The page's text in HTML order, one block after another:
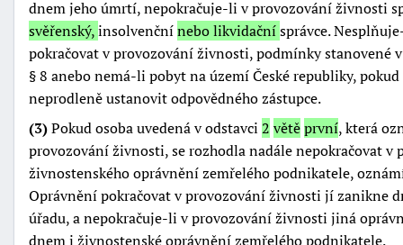
dnem jeho úmrtí, nepokračuje-li v provozování živnosti
svěřenský,insolvenčnínebo likvidačnísprávce.
pokračovat v provozování živnosti, podmínky stanovené
§ 8 anebo nemá-li pobyt na území České republiky,
neprodleně ustanovit odpovědného zástupce.
(3)Pokud osoba uvedená v odstavci 2 větěprvní, která
provozování živnosti, se rozhodla nadále nepokračovat v
živnostenského oprávnění zemřelého podnikatele,
Oprávnění pokračovat v provozování živnosti jí zanikne
úřadu, a nepokračuje-li v provozování živnosti jiná
dnem i živnostenské oprávnění zemřelého podnikatele.